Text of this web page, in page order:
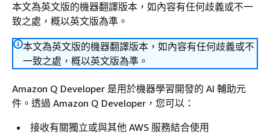
本文為英文版的機器翻譯版本，如內容有任何歧義或不一
致之處，概以英文版為準。
本文為英文版的機器翻譯版本，如內容有任何歧義或不
一致之處，概以英文版為準。
Amazon Q Developer 是用於機器學習開發的 AI 輔助元
件。透過 Amazon Q Developer，您可以：
接收有關獨立或與其他 AWS 服務結合使用